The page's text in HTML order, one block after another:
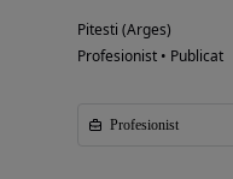
Pitesti (Arges)
Profesionist • Publicat
Profesionist